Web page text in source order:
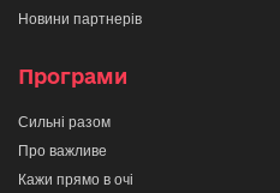
Новини партнерів
Програми
Сильні разом
Про важливе
Кажи прямо в очі